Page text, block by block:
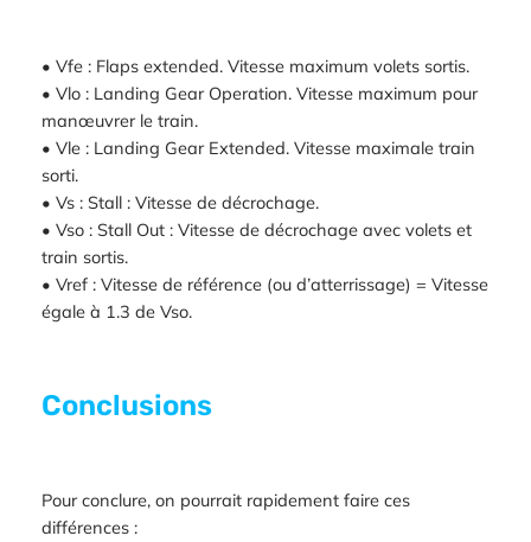
• Vfe : Flaps extended. Vitesse maximum volets sortis.
• Vlo : Landing Gear Operation. Vitesse maximum pour
manœuvrer le train.
• Vle : Landing Gear Extended. Vitesse maximale train
sorti.
• Vs : Stall : Vitesse de décrochage.
• Vso : Stall Out : Vitesse de décrochage avec volets et
train sortis.
• Vref : Vitesse de référence (ou d’atterrissage) = Vitesse
égale à 1.3 de Vso.
Conclusions
Pour conclure, on pourrait rapidement faire ces
différences :